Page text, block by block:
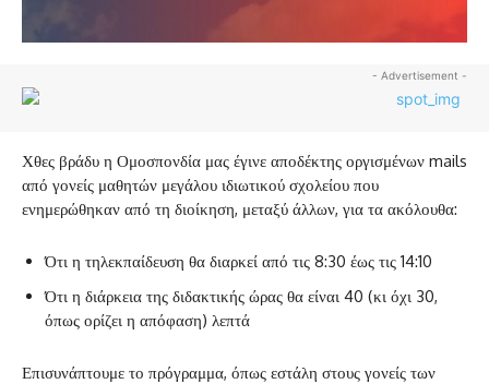
- Advertisement -
Χθες βράδυ η Ομοσπονδία μας έγινε αποδέκτης οργισμένων mails
από γονείς μαθητών μεγάλου ιδιωτικού σχολείου που
ενημερώθηκαν από τη διοίκηση, μεταξύ άλλων, για τα ακόλουθα:
Ότι η τηλεκπαίδευση θα διαρκεί από τις 8:30 έως τις 14:10
Ότι η διάρκεια της διδακτικής ώρας θα είναι 40 (κι όχι 30,
όπως ορίζει η απόφαση) λεπτά
Επισυνάπτουμε το πρόγραμμα, όπως εστάλη στους γονείς των